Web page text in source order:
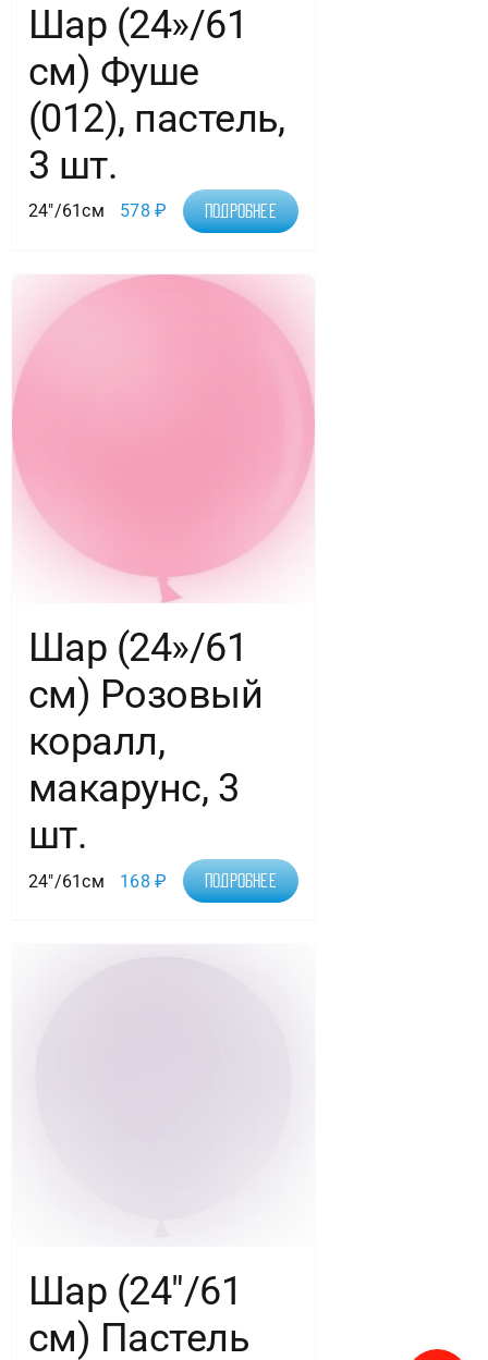
Шар (24»/61
см) Фуше
(012), пастель,
3 шт.
24"/61см 578₽ Подробнее
Шар (24»/61
см) Розовый
коралл,
макарунс, 3
шт.
24"/61см 168₽ Подробнее
Шар (24″/61
см) Пастель